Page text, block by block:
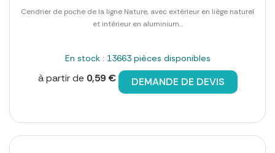
Cendrier de poche de la ligne Nature, avec extérieur en liège naturel
et intérieur en aluminium...
En stock : 13663 pièces disponibles
à partir de 0,59 € DEMANDE DE DEVIS